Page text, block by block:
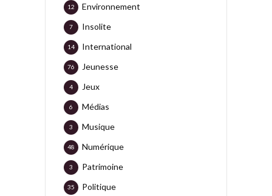
Environnement
12
Insolite
7
International
14
Jeunesse
76
Jeux
4
Médias
6
Musique
3
Numérique
48
Patrimoine
3
Politique
35